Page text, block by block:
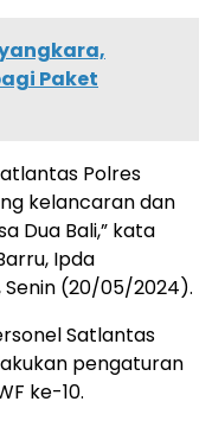
Paket
Polres
kelancaran dan
Dua Bali,” kata
Ipda
(20/05/2024).
Satlantas
pengaturan
ke-10.